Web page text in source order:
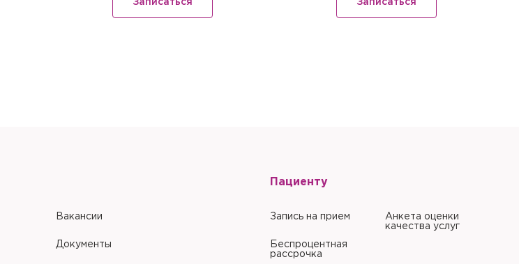
Записаться Записаться
что я ознакомлен и согласен с условиями
данных
Вакансии
Документы
Пациенту
Запись на прием
Беспроцентная
рассрочка
Анкета оценки
качества услуг